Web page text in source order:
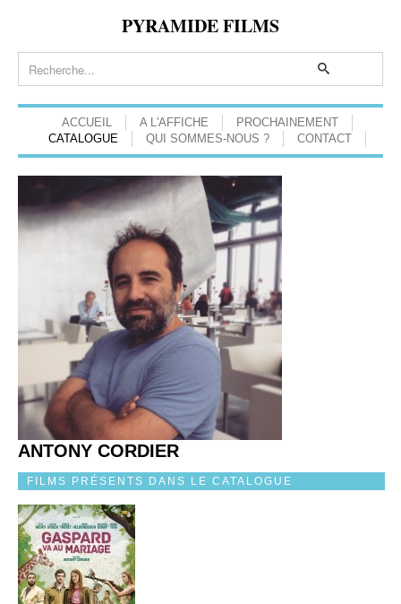
PYRAMIDE FILMS
ACCUEIL A L'AFFICHE
PROCHAINEMENT
CATALOGUE
QUI SOMMES-NOUS ? CONTACT
ANTONY CORDIER
FILMS PRÉSENTS DANS LE CATALOGUE